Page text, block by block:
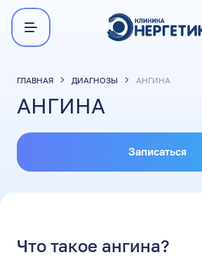
ГЛАВНАЯ ДИАГНОЗЫ АНГИНА
АНГИНА
Записаться
Что такое ангина?